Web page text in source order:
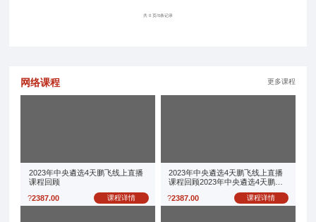
共 0 页/0条记录
网络课程 更多课程
2023年中央遴选4天鹏飞线上直播
课程回顾
?2387.00 课程详情
2023年中央遴选4天鹏飞线上直播
课程回顾2023年中央遴选4天鹏飞
?2387.00 课程详情